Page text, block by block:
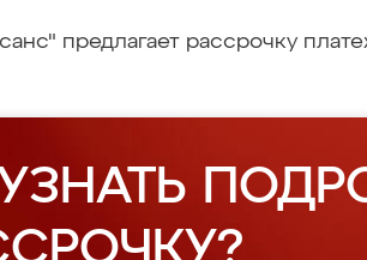
предлагает рассрочку